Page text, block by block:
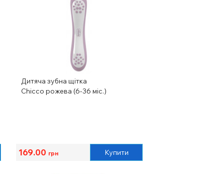
Дитяча зубна щітка
Chicco рожева (6-36 міс.)
169.00 грн Купити